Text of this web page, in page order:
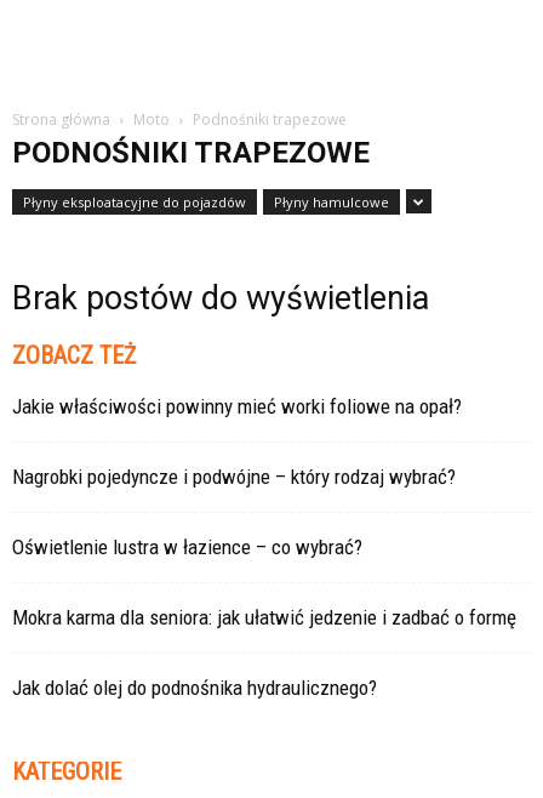
Strona główna Moto Podnośniki trapezowe
PODNOŚNIKI TRAPEZOWE
Płyny eksploatacyjne do pojazdów Płyny hamulcowe
Brak postów do wyświetlenia
ZOBACZ TEŻ
Jakie właściwości powinny mieć worki foliowe na opał?
Nagrobki pojedyncze i podwójne – który rodzaj wybrać?
Oświetlenie lustra w łazience – co wybrać?
Mokra karma dla seniora: jak ułatwić jedzenie i zadbać o formę
Jak dolać olej do podnośnika hydraulicznego?
KATEGORIE